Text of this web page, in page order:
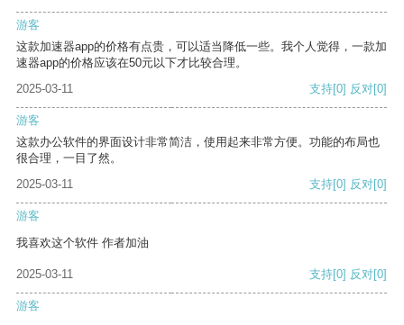
游客
这款加速器app的价格有点贵，可以适当降低一些。我个人觉得，一款加
速器app的价格应该在50元以下才比较合理。
2025-03-11
支持[0] 反对[0]
游客
这款办公软件的界面设计非常简洁，使用起来非常方便。功能的布局也
很合理，一目了然。
2025-03-11
支持[0] 反对[0]
游客
我喜欢这个软件 作者加油
2025-03-11 支持[0] 反对[0]
游客